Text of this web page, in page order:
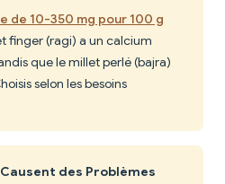
de 10-350 mg pour 100 g
finger (ragi) a un calcium
que le millet perlé (bajra)
selon les besoins
Causent des Problèmes